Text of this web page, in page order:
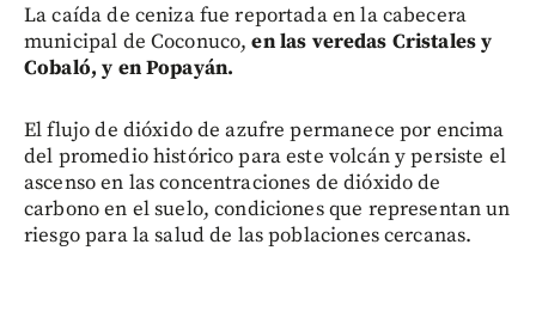
La caída de ceniza fue reportada en la cabecera
municipal de Coconuco,en las veredas Cristales y
Cobaló, y en Popayán.
El flujo de dióxido de azufre permanece por encima
del promedio histórico para este volcán y persiste el
ascenso en las concentraciones de dióxido de
carbono en el suelo, condiciones que representan un
riesgo para la salud de las poblaciones cercanas.